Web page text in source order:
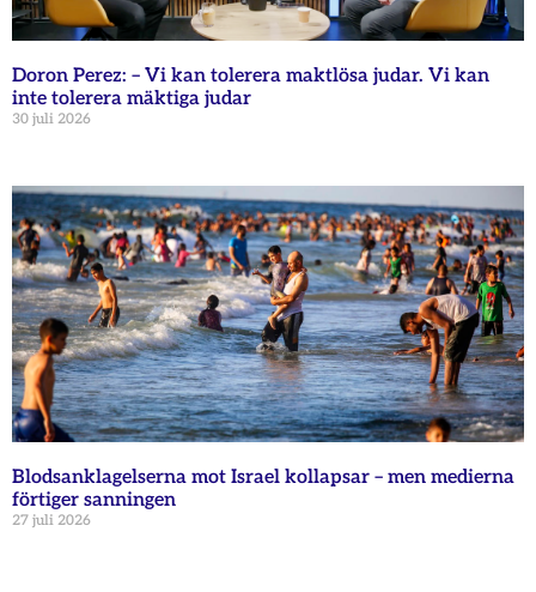
Doron Perez: – Vi kan tolerera maktlösa judar. Vi kan
inte tolerera mäktiga judar
30 juli 2026
Blodsanklagelserna mot Israel kollapsar – men medierna
förtiger sanningen
27 juli 2026